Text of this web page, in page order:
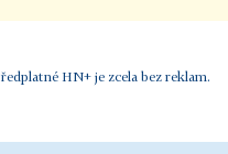
HN+ je zcela bez reklam.